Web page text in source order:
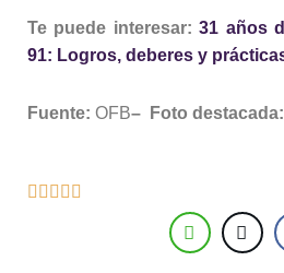
Te puede interesar:31 años
91: Logros, deberes y
Fuente: OFB– Foto destacada:
    